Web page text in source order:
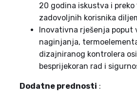
20 godina iskustva i preko
zadovoljnih korisnika
Inovativna rješenja poput
naginjanja,
dizajniranog kontrolera
besprijekoran rad i
Dodatne prednosti :